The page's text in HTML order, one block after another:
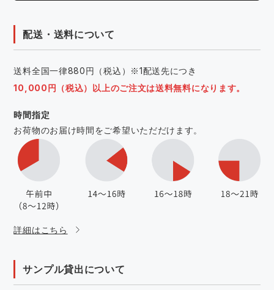
配送・送料について
送料全国一律880円（税込）※1配送先につき
10,000円（税込）以上のご注文は送料無料になります。
時間指定
お荷物のお届け時間をご希望いただだけます。
詳細はこちら
サンプル貸出について